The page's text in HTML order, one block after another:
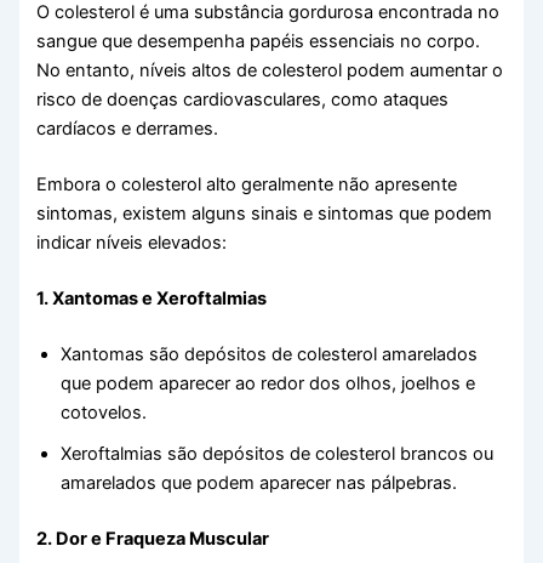
O colesterol é uma substância gordurosa encontrada no
sangue que desempenha papéis essenciais no corpo.
No entanto, níveis altos de colesterol podem aumentar o
risco de doenças cardiovasculares, como ataques
cardíacos e derrames.
Embora o colesterol alto geralmente não apresente
sintomas, existem alguns sinais e sintomas que podem
indicar níveis elevados:
1. Xantomas e Xeroftalmias
Xantomas são depósitos de colesterol amarelados
que podem aparecer ao redor dos olhos, joelhos e
cotovelos.
Xeroftalmias são depósitos de colesterol brancos ou
amarelados que podem aparecer nas pálpebras.
2. Dor e Fraqueza Muscular